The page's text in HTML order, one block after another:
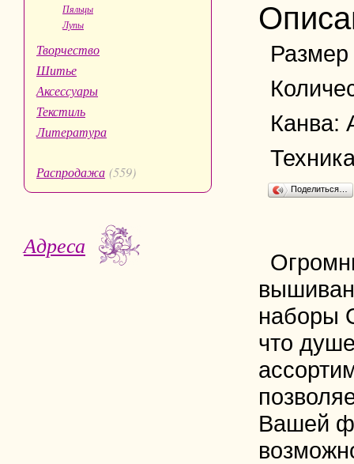
Пяльцы
Лупы
Творчество
Шитье
Аксессуары
Текстиль
Литература
Распродажа (559)
Адреса
Канва:
Поделиться…
наборы
что
Вашей